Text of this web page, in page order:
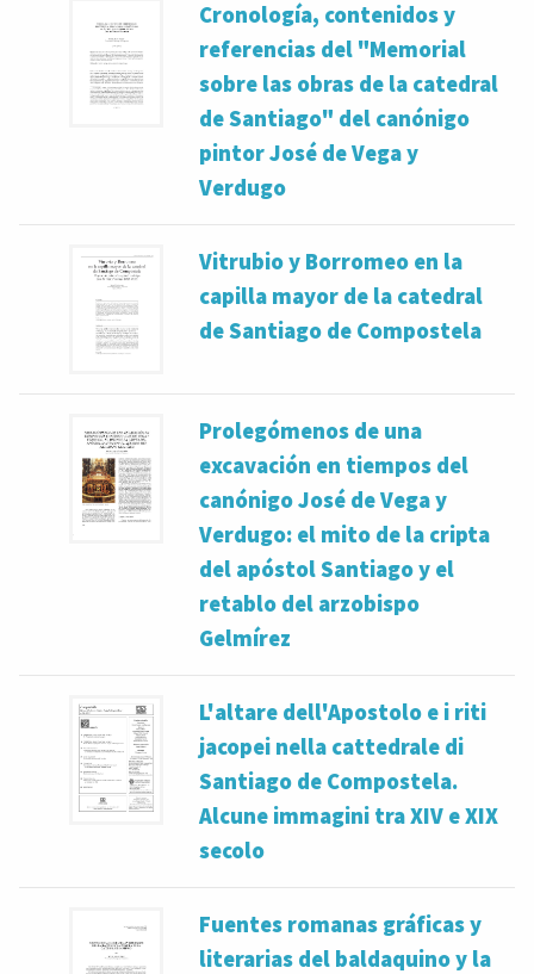
Cronología, contenidos y
referencias del "Memorial
sobre las obras de la catedral
de Santiago" del canónigo
pintor José de Vega y
Verdugo
Vitrubio y Borromeo en la
capilla mayor de la catedral
de Santiago de Compostela
Prolegómenos de una
excavación en tiempos del
canónigo José de Vega y
Verdugo: el mito de la cripta
del apóstol Santiago y el
retablo del arzobispo
Gelmírez
L'altare dell'Apostolo e i riti
jacopei nella cattedrale di
Santiago de Compostela.
Alcune immagini tra XIV e XIX
secolo
Fuentes romanas gráficas y
literarias del baldaquino y la